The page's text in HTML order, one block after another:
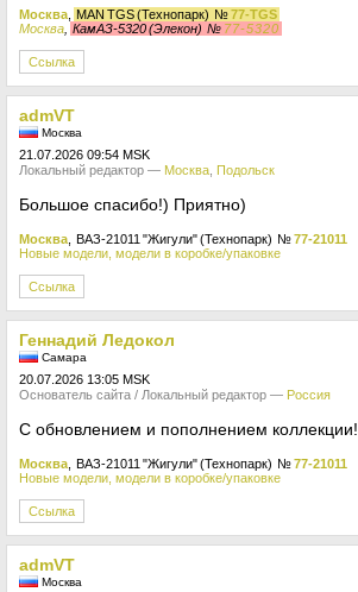
Москва MAN TGS (Технопарк) №77-TGS
Москва КамАЗ-5320 (Элекон) № 77-5320
Ссылка
admVT
Москва
21.07.2026 09:54 MSK
Локальный редактор — Москва Подольск
Большое спасибо!) Приятно)
Москва , ВАЗ-21011 "Жигули" (Технопарк) №77-21011
Новые модели, модели в коробке/упаковке
Ссылка
Геннадий Ледокол
Самара
20.07.2026 13:05 MSK
Основатель сайта / Локальный редактор — Россия
С обновлением и пополнением коллекции!
Москва , ВАЗ-21011 "Жигули" (Технопарк) №77-21011
Новые модели, модели в коробке/упаковке
Ссылка
admVT
Москва